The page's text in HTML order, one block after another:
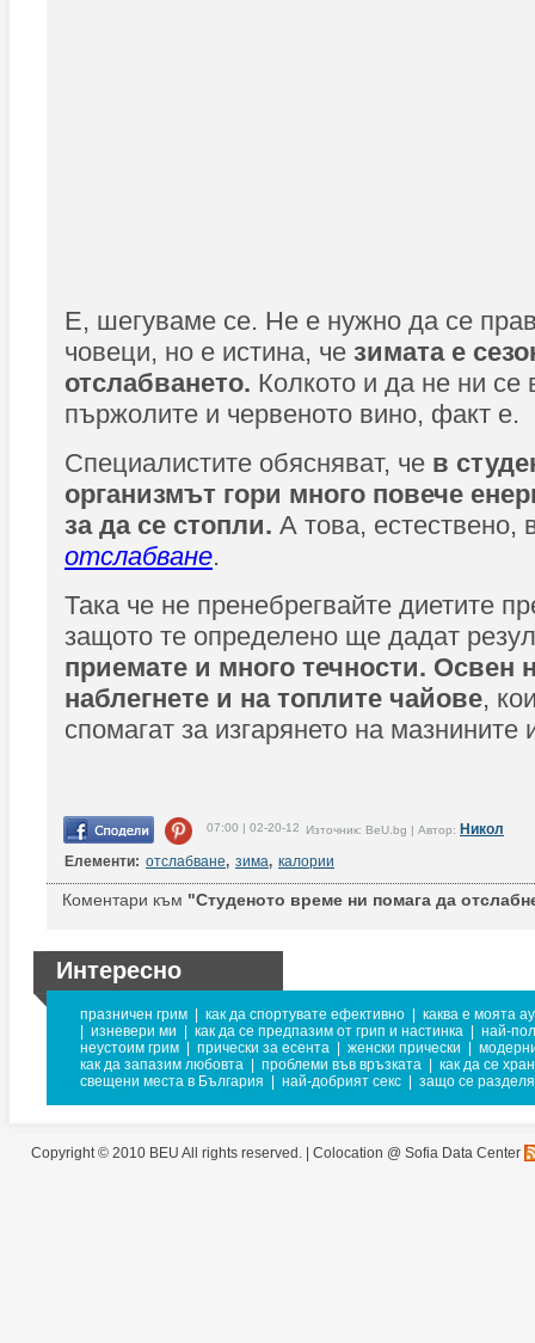
Е, шегуваме се. Не е нужно да се
човеци, но е истина, че зимата е
отслабването. Колкото и да не ни се
пържолите и червеното вино, факт е.
Специалистите обясняват, че в
организмът гори много повече
за да се стопли. А това, естествено,
отслабване.
Така че не пренебрегвайте диетите
защото те определено ще дадат
приемате и много течности. Освен
наблегнете и на топлите чайове,
спомагат за изгарянето на мазнините
07:00 | 02-20-12 Източник: BeU.bg | Автор: Никол
Елементи: отслабване, зима, калории
Коментари към "Студеното време ни помага да
Интересно
празничен грим как да спортувате ефективно
каква е моята
изневери ми как да се предпазим от грип и настинка
най-
неустоим грим
прически за есента женски прически
как да запазим любовта
проблеми във връзката
как да се
свещени места в България
най-добрият секс защо се
Copyright © 2010 BEU All rights reserved. | Colocation @ Sofia Data Center